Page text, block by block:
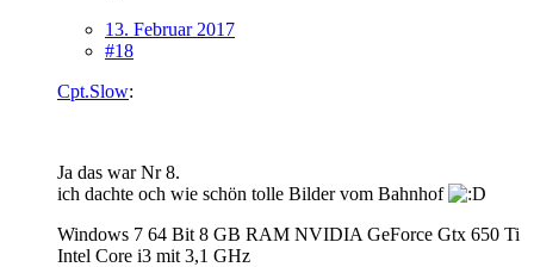
13. Februar 2017
#18
Cpt.Slow:
Ja das war Nr 8.
ich dachte och wie schön tolle Bilder vom Bahnhof
Windows 7 64 Bit 8 GB RAM NVIDIA GeForce Gtx 650 Ti
Intel Core i3 mit 3,1 GHz